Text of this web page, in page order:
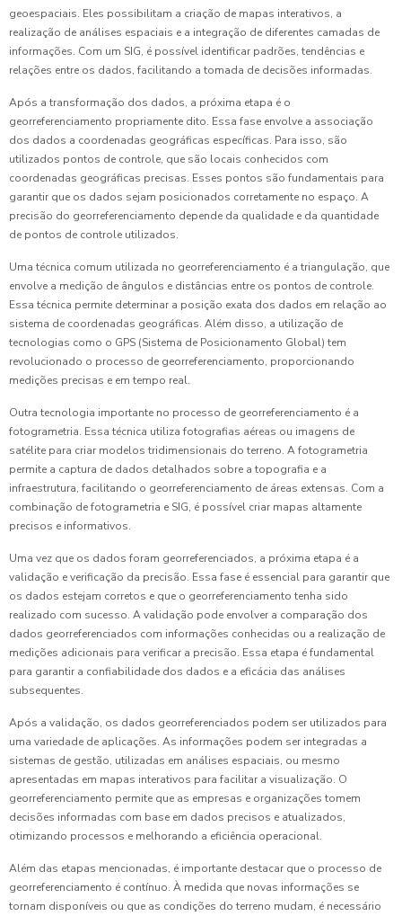
geoespaciais. Eles possibilitam a criação de mapas interativos, a
realização de análises espaciais e a integração de diferentes camadas de
informações. Com um SIG, é possível identificar padrões, tendências e
relações entre os dados, facilitando a tomada de decisões informadas.
Após a transformação dos dados, a próxima etapa é o
georreferenciamento propriamente dito. Essa fase envolve a associação
dos dados a coordenadas geográficas específicas. Para isso, são
utilizados pontos de controle, que são locais conhecidos com
coordenadas geográficas precisas. Esses pontos são fundamentais para
garantir que os dados sejam posicionados corretamente no espaço. A
precisão do georreferenciamento depende da qualidade e da quantidade
de pontos de controle utilizados.
Uma técnica comum utilizada no georreferenciamento é a triangulação, que
envolve a medição de ângulos e distâncias entre os pontos de controle.
Essa técnica permite determinar a posição exata dos dados em relação ao
sistema de coordenadas geográficas. Além disso, a utilização de
tecnologias como o GPS (Sistema de Posicionamento Global) tem
revolucionado o processo de georreferenciamento, proporcionando
medições precisas e em tempo real.
Outra tecnologia importante no processo de georreferenciamento é a
fotogrametria. Essa técnica utiliza fotografias aéreas ou imagens de
satélite para criar modelos tridimensionais do terreno. A fotogrametria
permite a captura de dados detalhados sobre a topografia e a
infraestrutura, facilitando o georreferenciamento de áreas extensas. Com a
combinação de fotogrametria e SIG, é possível criar mapas altamente
precisos e informativos.
Uma vez que os dados foram georreferenciados, a próxima etapa é a
validação e verificação da precisão. Essa fase é essencial para garantir que
os dados estejam corretos e que o georreferenciamento tenha sido
realizado com sucesso. A validação pode envolver a comparação dos
dados georreferenciados com informações conhecidas ou a realização de
medições adicionais para verificar a precisão. Essa etapa é fundamental
para garantir a confiabilidade dos dados e a eficácia das análises
subsequentes.
Após a validação, os dados georreferenciados podem ser utilizados para
uma variedade de aplicações. As informações podem ser integradas a
sistemas de gestão, utilizadas em análises espaciais, ou mesmo
apresentadas em mapas interativos para facilitar a visualização. O
georreferenciamento permite que as empresas e organizações tomem
decisões informadas com base em dados precisos e atualizados,
otimizando processos e melhorando a eficiência operacional.
Além das etapas mencionadas, é importante destacar que o processo de
georreferenciamento é contínuo. À medida que novas informações se
tornam disponíveis ou que as condições do terreno mudam, é necessário